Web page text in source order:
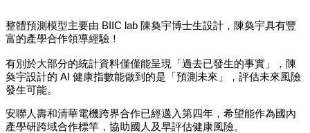
整體預測模型主要由 BIIC lab 陳奐宇博士生設計，陳奐宇具有豐
富的產學合作領導經驗！
有別於大部分的統計資料僅僅能呈現「過去已發生的事實」，陳
奐宇設計的 AI 健康指數能做到的是「預測未來」，評估未來風險
發生可能。
安聯人壽和清華電機跨界合作已經邁入第四年，希望能作為國內
產學研跨域合作標竿，協助國人及早評估健康風險。